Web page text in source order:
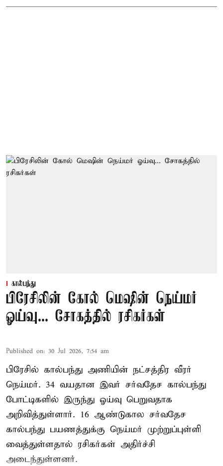
கால்பந்து
பிரேசிலின் கோல் மெஷின் நெய்மர்
ஓய்வு... சோகத்தில் ரசிகர்கள்
Published on: 30 Jul 2026, 7:54 am
பிரேசில் கால்பந்து அணியின் நட்சத்திர வீரர்
நெய்மர். 34 வயதான இவர் சர்வதேச கால்பந்து
போட்டிகளில் இருந்து ஓய்வு பெறுவதாக
அறிவித்துள்ளார். 16 ஆண்டுகால சர்வதேச
கால்பந்து பயணத்துக்கு நெய்மர் முற்றுப்புள்ளி
வைத்துள்ளதால் ரசிகர்கள் அதிர்ச்சி
அடைந்துள்ளனர்.